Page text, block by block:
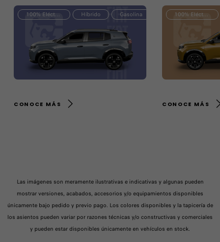
100% Eléctrico Híbrido Gasolina
CONOCE MÁS
100% Eléctrico
CONOCE MÁS
Las imágenes son meramente ilustrativas e indicativas y algunas pueden
mostrar versiones, acabados, accesorios y/o equipamientos disponibles
únicamente bajo pedido y previo pago. Los colores disponibles y la tapicería de
los asientos pueden variar por razones técnicas y/o constructivas y comerciales
y pueden estar disponibles únicamente en vehículos en stock.